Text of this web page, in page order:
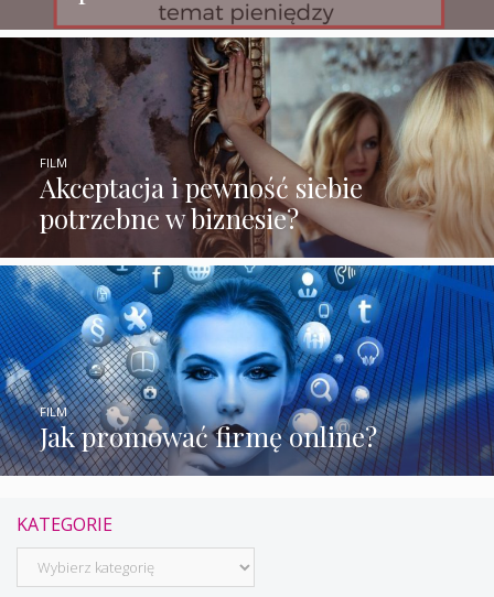
Akceptacja i pewność siebie
potrzebne w biznesie?
FILM
Jak promować firmę online?
FILM
KATEGORIE
Kategorie